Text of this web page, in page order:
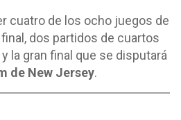
cuatro de los ocho juegos de
dos partidos de cuartos
la gran final que se disputará
de New Jersey.